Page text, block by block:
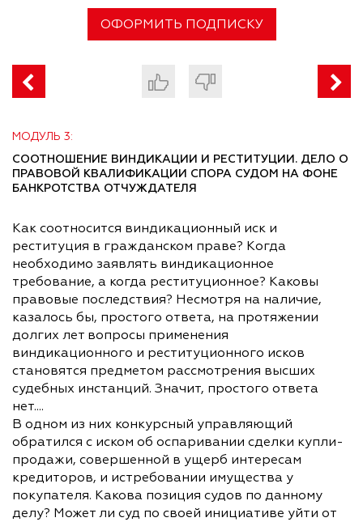
ОФОРМИТЬ ПОДПИСКУ
МОДУЛЬ 3:
СООТНОШЕНИЕ ВИНДИКАЦИИ И РЕСТИТУЦИИ. ДЕЛО О
ПРАВОВОЙ КВАЛИФИКАЦИИ СПОРА СУДОМ НА ФОНЕ
БАНКРОТСТВА ОТЧУЖДАТЕЛЯ
Как соотносится виндикационный иск и
реституция в гражданском праве? Когда
необходимо заявлять виндикационное
требование, а когда реституционное? Каковы
правовые последствия? Несмотря на наличие,
казалось бы, простого ответа, на протяжении
долгих лет вопросы применения
виндикационного и реституционного исков
становятся предметом рассмотрения высших
судебных инстанций. Значит, простого ответа
нет....
В одном из них конкурсный управляющий
обратился с иском об оспаривании сделки купли-
продажи, совершенной в ущерб интересам
кредиторов, и истребовании имущества у
покупателя. Какова позиция судов по данному
делу? Может ли суд по своей инициативе уйти от